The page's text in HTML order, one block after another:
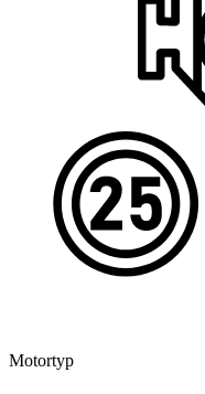
Motortyp